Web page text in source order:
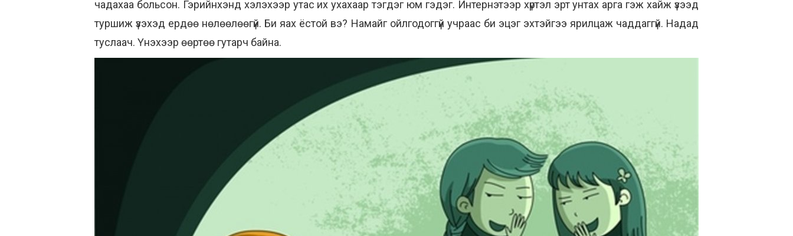
чадахаа больсон. Гэрийнхэнд хэлэхээр утас их ухахаар тэгдэг юм гэдэг. Интернэтээр хүртэл эрт унтах арга гэж хайж үзээд
туршиж үзэхэд ердөө нөлөөлөөгүй. Би яах ёстой вэ? Намайг ойлгодоггүй учраас би эцэг эхтэйгээ ярилцаж чаддаггүй. Надад
туслаач. Үнэхээр өөртөө гутарч байна.